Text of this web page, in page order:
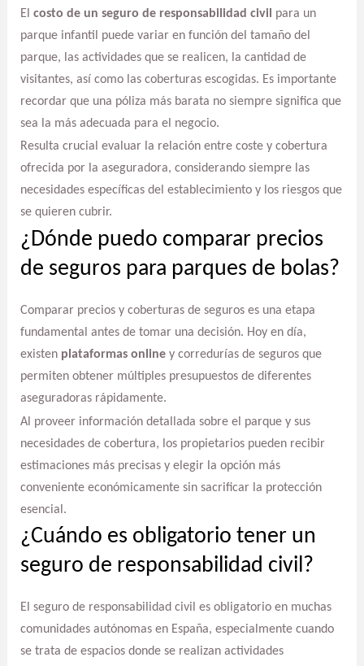
El costo de un seguro de responsabilidad civil
para un
parque infantil puede variar en función del tamaño del
parque, las actividades que se realicen, la cantidad de
visitantes, así como las coberturas escogidas. Es importante
recordar que una póliza más barata no siempre significa que
sea la más adecuada para el negocio.
Resulta crucial evaluar la relación entre coste y cobertura
ofrecida por la aseguradora, considerando siempre las
necesidades específicas del establecimiento y los riesgos que
se quieren cubrir.
¿Dónde puedo comparar precios
de seguros para parques de bolas?
Comparar precios y coberturas de seguros es una etapa
fundamental antes de tomar una decisión. Hoy en día,
existen plataformas onliney corredurías de seguros que
permiten obtener múltiples presupuestos de diferentes
aseguradoras rápidamente.
Al proveer información detallada sobre el parque y sus
necesidades de cobertura, los propietarios pueden recibir
estimaciones más precisas y elegir la opción más
conveniente económicamente sin sacrificar la protección
esencial.
¿Cuándo es obligatorio tener un
seguro de responsabilidad civil?
El seguro de responsabilidad civil es obligatorio en muchas
comunidades autónomas en España, especialmente cuando
se trata de espacios donde se realizan actividades